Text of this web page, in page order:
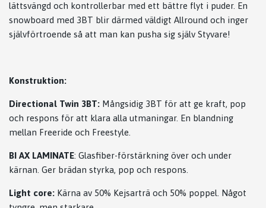
lättsvängd och kontrollerbar med ett bättre flyt i puder. En
snowboard med 3BT blir därmed väldigt Allround och inger
självförtroende så att man kan pusha sig själv Styvare!
Konstruktion:
Directional Twin 3BT: Mångsidig 3BT för att ge kraft, pop
och respons för att klara alla utmaningar. En blandning
mellan Freeride och Freestyle.
BI AX LAMINATE: Glasfiber-förstärkning över och under
kärnan. Ger brädan styrka, pop och respons.
Light core: Kärna av 50% Kejsarträ och 50% poppel. Något